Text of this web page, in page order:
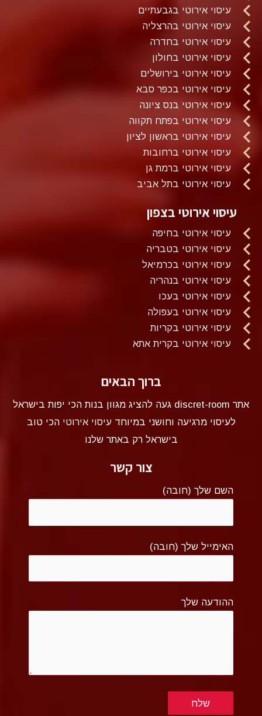
עיסוי אירוטי בגבעתיים
עיסוי אירוטי בהרצליה
עיסוי אירוטי בחדרה
עיסוי אירוטי בחולון
עיסוי אירוטי בירושלים
עיסוי אירוטי בכפר סבא
עיסוי אירוטי בנס ציונה
עיסוי אירוטי בפתח תקווה
עיסוי אירוטי בראשון לציון
עיסוי אירוטי ברחובות
עיסוי אירוטי ברמת גן
עיסוי אירוטי בתל אביב
עיסוי אירוטי בצפון
עיסוי אירוטי בחיפה
עיסוי אירוטי בטבריה
עיסוי אירוטי בכרמיאל
עיסוי אירוטי בנהריה
עיסוי אירוטי בעכו
עיסוי אירוטי בעפולה
עיסוי אירוטי בקריות
עיסוי אירוטי בקרית אתא
ברוך הבאים
אתר discret-room געה להציג מגוון בנות הכי יפות בישראל
לעיסוי מרגיעה וחושני במיוחדעיסוי אירוטי הכי טוב
בישראל רק באתר שלנו
צור קשר
השם שלך (חובה)
האימייל שלך (חובה)
ההודעה שלך